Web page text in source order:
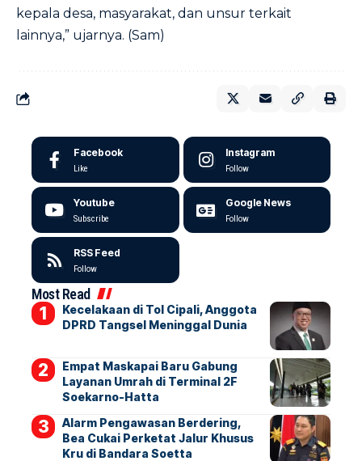
kepala desa, masyarakat, dan unsur terkait
lainnya,” ujarnya. (Sam)
Facebook
Like
Instagram
Follow
Youtube
Subscribe
Google News
Follow
RSS Feed
Follow
Most Read
Kecelakaan di Tol Cipali, Anggota
DPRD Tangsel Meninggal Dunia
Empat Maskapai Baru Gabung
Layanan Umrah di Terminal 2F
Soekarno-Hatta
Alarm Pengawasan Berdering,
Bea Cukai Perketat Jalur Khusus
Kru di Bandara Soetta